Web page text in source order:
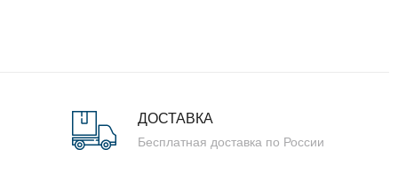
ДОСТАВКА
Бесплатная доставка по России